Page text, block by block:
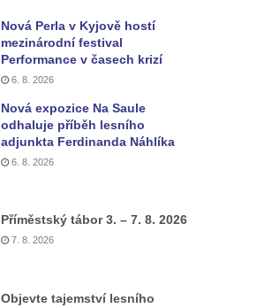
Nová Perla v Kyjově hostí
mezinárodní festival
Performance v časech krizí
6. 8. 2026
Nová expozice Na Saule
odhaluje příběh lesního
adjunkta Ferdinanda Náhlíka
6. 8. 2026
Příměstský tábor 3. – 7. 8. 2026
7. 8. 2026
Objevte tajemství lesního